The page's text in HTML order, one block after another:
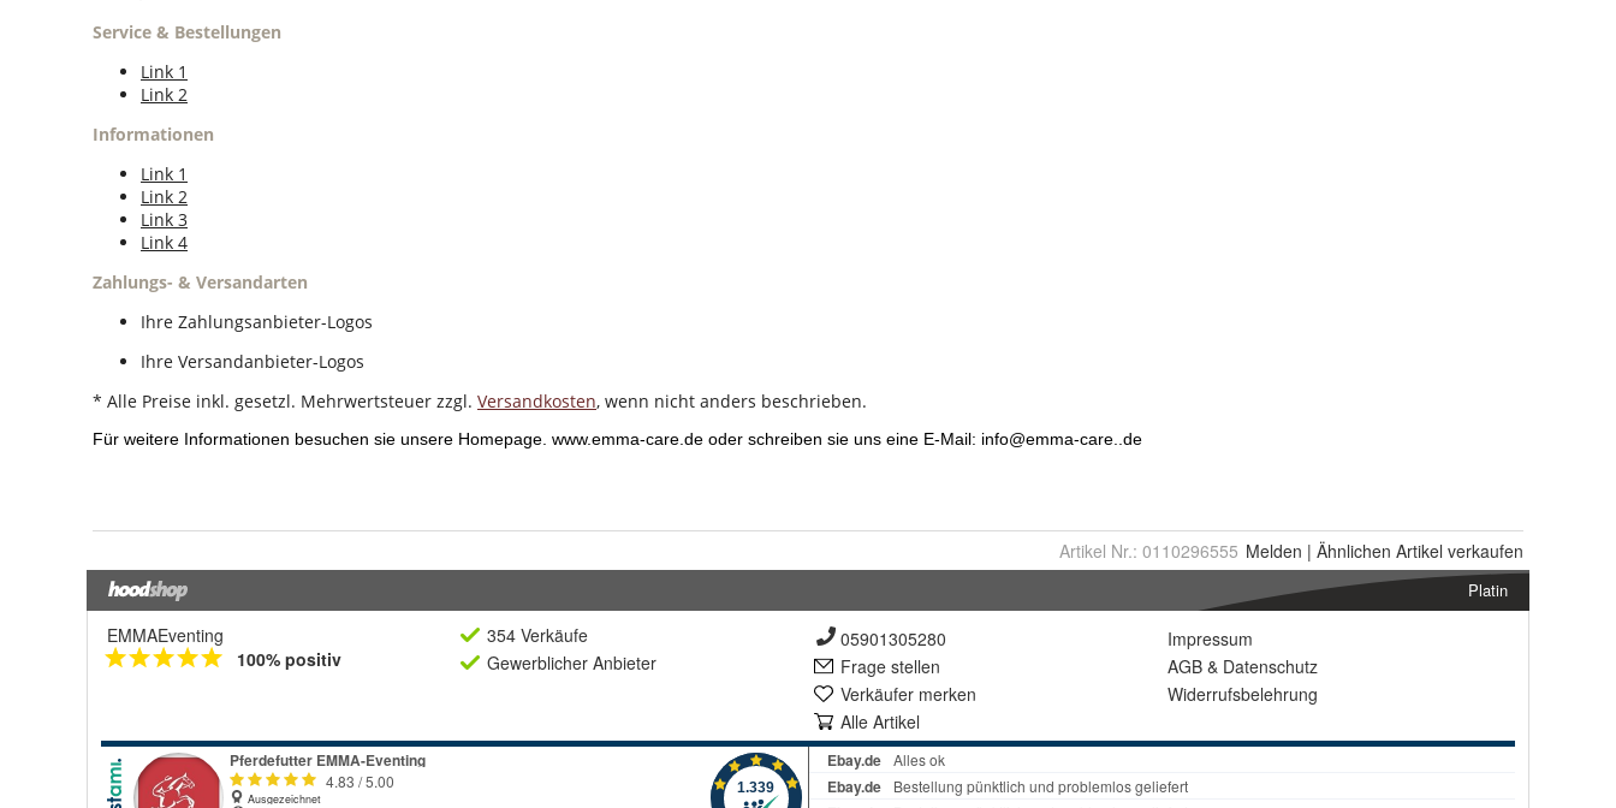
Artikel Nr.: 0110296555 Melden | Ähnlichen Artikel verkaufen
Platin
EMMAEventing
100% positiv
354 Verkäufe
Gewerblicher Anbieter
05901305280
Frage stellen
Verkäufer merken
Alle Artikel
Impressum
AGB & Datenschutz
Widerrufsbelehrung